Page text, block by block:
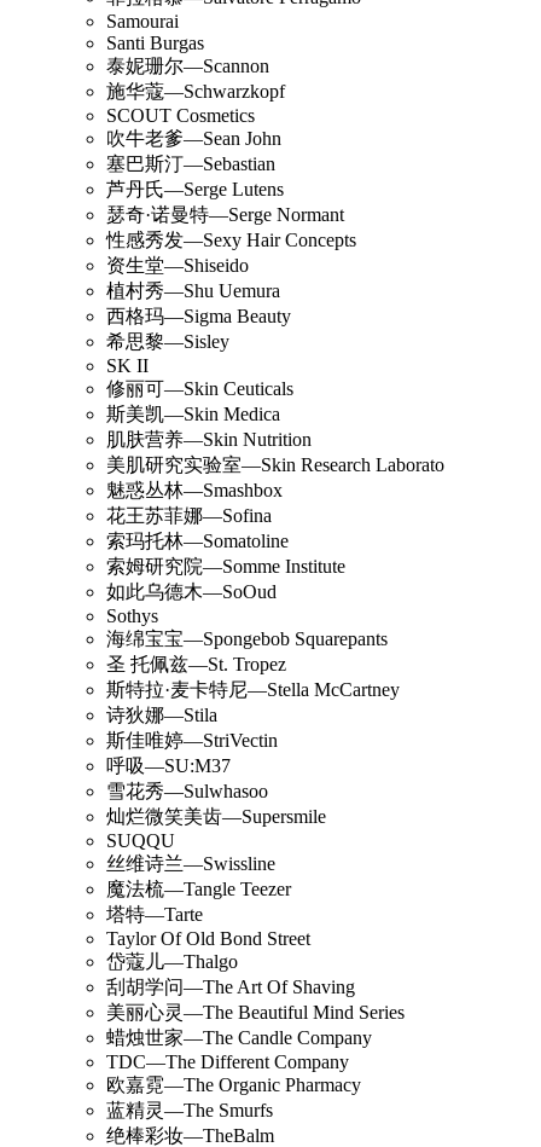
Samourai
Santi Burgas
泰妮珊尔—Scannon
施华蔻—Schwarzkopf
SCOUT Cosmetics
吹牛老爹—Sean John
塞巴斯汀—Sebastian
芦丹氏—Serge Lutens
瑟奇·诺曼特—Serge Normant
性感秀发—Sexy Hair Concepts
资生堂—Shiseido
植村秀—Shu Uemura
西格玛—Sigma Beauty
希思黎—Sisley
SK II
修丽可—Skin Ceuticals
斯美凯—Skin Medica
肌肤营养—Skin Nutrition
美肌研究实验室—Skin Research Laborato
魅惑丛林—Smashbox
花王苏菲娜—Sofina
索玛托林—Somatoline
索姆研究院—Somme Institute
如此乌德木—SoOud
Sothys
海绵宝宝—Spongebob Squarepants
圣 托佩兹—St. Tropez
斯特拉·麦卡特尼—Stella McCartney
诗狄娜—Stila
斯佳唯婷—StriVectin
呼吸—SU:M37
雪花秀—Sulwhasoo
灿烂微笑美齿—Supersmile
SUQQU
丝维诗兰—Swissline
魔法梳—Tangle Teezer
塔特—Tarte
Taylor Of Old Bond Street
岱蔻儿—Thalgo
刮胡学问—The Art Of Shaving
美丽心灵—The Beautiful Mind Series
蜡烛世家—The Candle Company
TDC—The Different Company
欧嘉霓—The Organic Pharmacy
蓝精灵—The Smurfs
绝棒彩妆—TheBalm